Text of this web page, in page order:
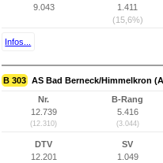
9.043
1.411
(15,6%)
Infos...
B 303 AS Bad Berneck/Himmelkron
Nr.
12.739
(12.310)
B-Rang
5.416
(3.044)
DTV
12.201
SV
1.049